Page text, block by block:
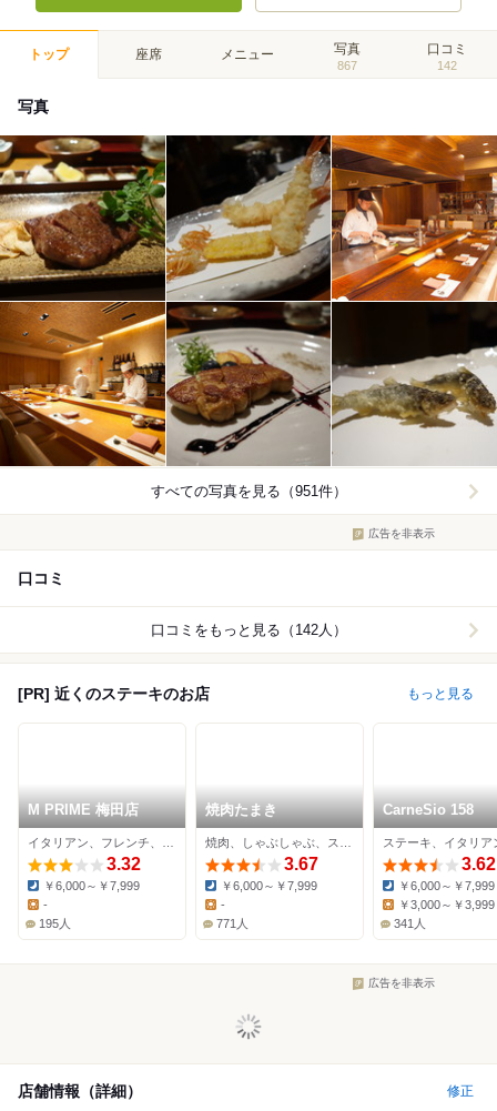
トップ 座席 メニュー 写真
867
口コミ
142
写真
すべての写真を見る（951件）
広告を非表示
口コミ
口コミをもっと見る（142人）
[PR] 近くのステーキのお店 もっと見る
M PRIME 梅田店
3.32
Dinner:
￥6,000～￥7,999
-
195人
焼肉たまき
3.67
Dinner:
￥6,000～￥7,999
-
771人
CarneSio 158
3.62
Dinner:
￥6,000～￥7,999
￥3,000～￥3,999
341人
広告を非表示
店舗情報（詳細） 修正